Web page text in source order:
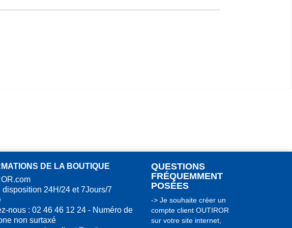
DE LA BOUTIQUE
disposition 24H/24 et 7Jours/7
nous : 02 46 46 12 24 - Numéro de
non surtaxé
QUESTIONS
FRÉQUEMMENT
POSÉES
-> Je souhaite créer un
compte client OUTIROR
sur votre site internet,